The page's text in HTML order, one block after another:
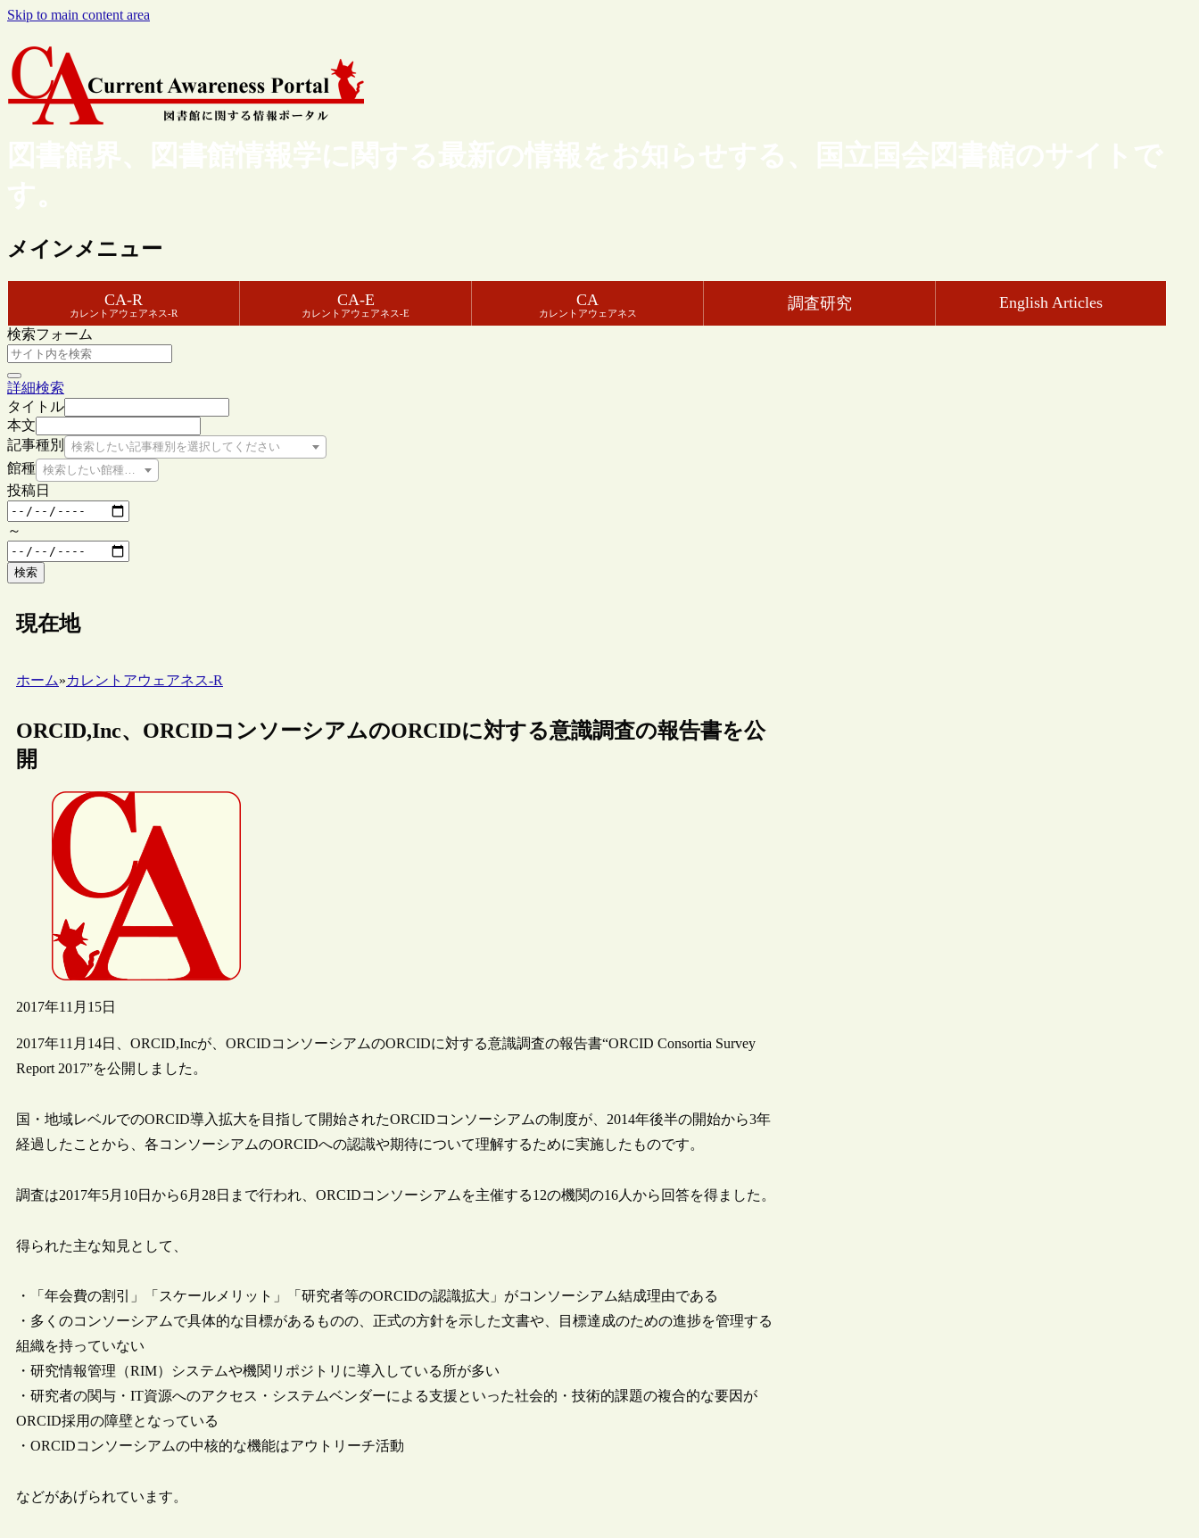
Skip to main content area
図書館界、図書館情報学に関する最新の情報をお知らせする、国立国会図書館のサイトで
す。
メインメニュー
CA-R
カレントアウェアネス-R
CA-E
カレントアウェアネス-E
CA
カレントアウェアネス
調査研究 English Articles
検索フォーム
詳細検索
タイトル
本文
記事種別
検索したい記事種別を選択してください
館種 検索したい館種を選択してください
投稿日
～
検索
現在地
ホーム»カレントアウェアネス-R
ORCID,Inc、ORCIDコンソーシアムのORCIDに対する意識調査の報告書を公
開
2017年11月15日
2017年11月14日、ORCID,Incが、ORCIDコンソーシアムのORCIDに対する意識調査の報告書“ORCID Consortia Survey
Report 2017”を公開しました。
国・地域レベルでのORCID導入拡大を目指して開始されたORCIDコンソーシアムの制度が、2014年後半の開始から3年
経過したことから、各コンソーシアムのORCIDへの認識や期待について理解するために実施したものです。
調査は2017年5月10日から6月28日まで行われ、ORCIDコンソーシアムを主催する12の機関の16人から回答を得ました。
得られた主な知見として、
・「年会費の割引」「スケールメリット」「研究者等のORCIDの認識拡大」がコンソーシアム結成理由である
・多くのコンソーシアムで具体的な目標があるものの、正式の方針を示した文書や、目標達成のための進捗を管理する
組織を持っていない
・研究情報管理（RIM）システムや機関リポジトリに導入している所が多い
・研究者の関与・IT資源へのアクセス・システムベンダーによる支援といった社会的・技術的課題の複合的な要因が
ORCID採用の障壁となっている
・ORCIDコンソーシアムの中核的な機能はアウトリーチ活動
などがあげられています。